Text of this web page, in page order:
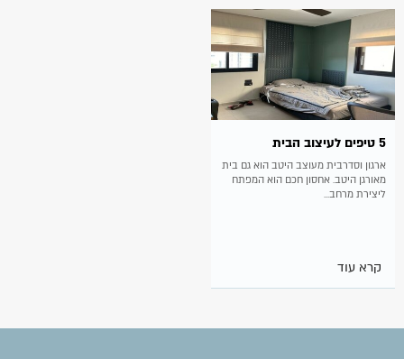
5 טיפים לעיצוב הבית
ארגון וסדרבית מעוצב היטב הוא גם בית
מאורגן היטב. אחסון חכם הוא המפתח
ליצירת מרחב...
קרא עוד